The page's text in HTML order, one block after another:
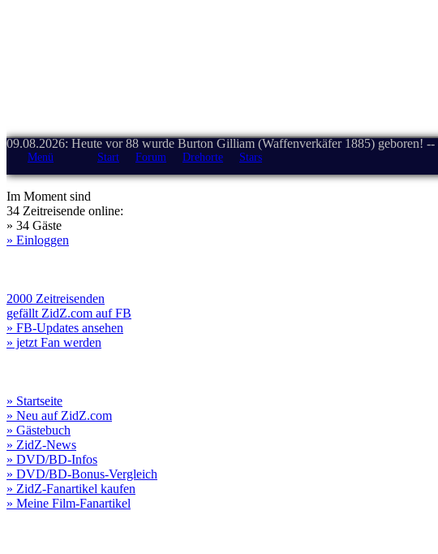
09.08.2026: Heute vor 88 wurde Burton Gilliam (Waffenverkäfer 1885) geboren! --
Menü Start Forum Drehorte Stars
Im Moment sind
34 Zeitreisende online:
» 34 Gäste
» Einloggen
2000 Zeitreisenden
gefällt ZidZ.com auf FB
» FB-Updates ansehen
» jetzt Fan werden
» Startseite
» Neu auf ZidZ.com
» Gästebuch
» ZidZ-News
» DVD/BD-Infos
» DVD/BD-Bonus-Vergleich
» ZidZ-Fanartikel kaufen
» Meine Film-Fanartikel